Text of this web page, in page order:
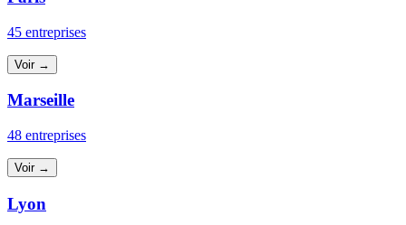
45 entreprises
Voir →
Marseille
48 entreprises
Voir →
Lyon